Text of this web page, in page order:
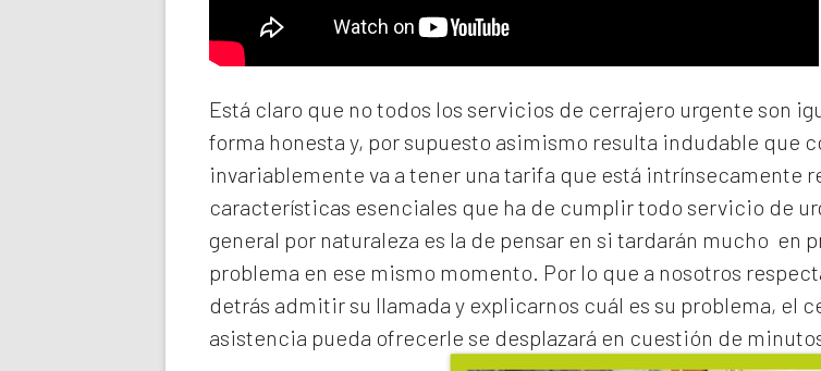
Está claro que no todos los servicios de cerrajero urgente son
forma honesta y, por supuesto asimismo resulta indudable que
invariablemente va a tener una tarifa que está intrínsecamente
características esenciales que ha de cumplir todo servicio de
general por naturaleza es la de pensar en si tardarán mucho en
problema en ese mismo momento. Por lo que a nosotros
detrás admitir su llamada y explicarnos cuál es su problema, el
asistencia pueda ofrecerle se desplazará en cuestión de